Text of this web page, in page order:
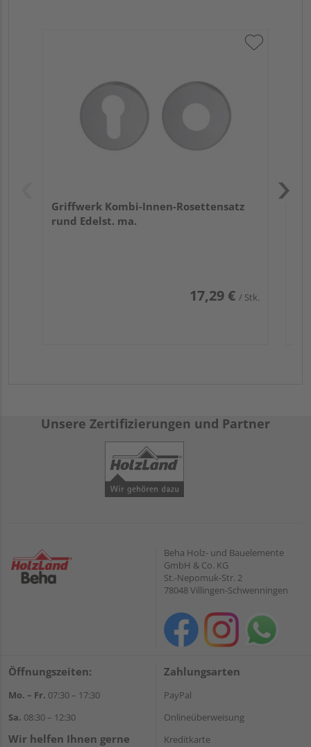
Griffwerk Kombi-Innen-Rosettensatz
rund Edelst. ma.
17,29 € / Stk.
Unsere Zertifizierungen und Partner
Beha Holz- und Bauelemente
GmbH & Co. KG
St.-Nepomuk-Str. 2
78048 Villingen-Schwenningen
Öffnungszeiten:
Mo. – Fr. 07:30 – 17:30
Sa. 08:30 – 12:30
Wir helfen Ihnen gerne
Zahlungsarten
PayPal
Onlineüberweisung
Kreditkarte